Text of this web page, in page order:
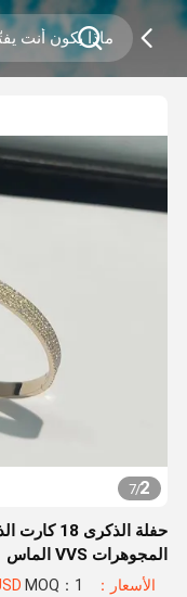
2
/
7
حفلة
المجوهرات VVS الماس
الأسعار：USD MOQ：1ص